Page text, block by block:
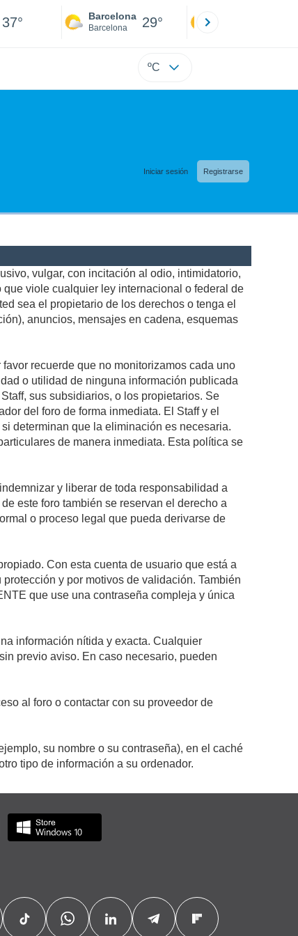
37° Barcelona
Barcelona 29°
ºC
Iniciar sesión Registrarse
vulgar, con incitación al odio, intimidatorio,
viole cualquier ley internacional o federal de
sea el propietario de los derechos o tenga el
anuncios, mensajes en cadena, esquemas
recuerde que no monitorizamos cada uno
o utilidad de ninguna información publicada
sus subsidiarios, o los propietarios. Se
del foro de forma inmediata. El Staff y el
determinan que la eliminación es necesaria.
de manera inmediata. Esta política se
y liberar de toda responsabilidad a
este foro también se reservan el derecho a
o proceso legal que pueda derivarse de
Con esta cuenta de usuario que está a
y por motivos de validación. También
que use una contraseña compleja y única
información nítida y exacta. Cualquier
previo aviso. En caso necesario, pueden
al foro o contactar con su proveedor de
su nombre o su contraseña), en el caché
tipo de información a su ordenador.